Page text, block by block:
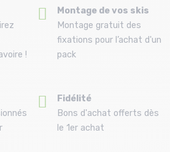
!
Montage de vos skis
Montage gratuit des
fixations pour l’achat d'un
pack
Fidélité
Bons d'achat offerts dès
le 1er achat